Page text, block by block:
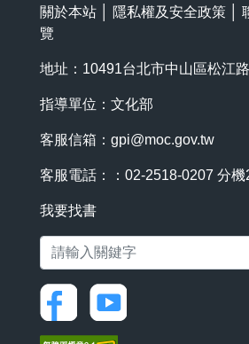
關於本站 隱私權及安全政策
覽
地址：10491台北市中山區松江
指導單位：文化部
客服信箱： gpi@moc.gov.tw
客服電話：：02-2518-0207 分機
我要找書